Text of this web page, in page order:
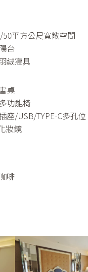
50平方公尺寬敞空間
台
絨寢具
桌
功能椅
座/USB/TYPE-C多孔位
妝鏡
啡